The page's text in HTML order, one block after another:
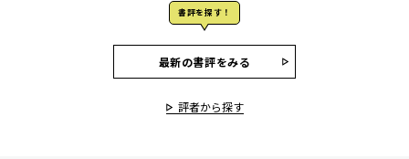
書評を探す！
最新の書評をみる
評者から探す